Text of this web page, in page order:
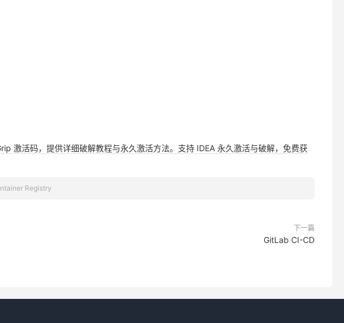
激活码，提供详细破解教程与永久激活方法。支持 IDEA 永久激活与破解，免费获
Registry
下一篇
GitLab CI-CD